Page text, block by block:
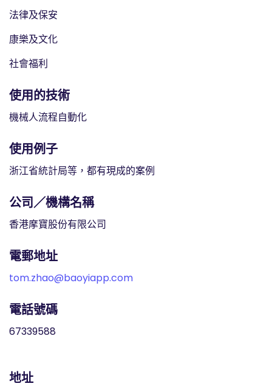
法律及保安
康樂及文化
社會福利
使用的技術
機械人流程自動化
使用例子
浙江省統計局等，都有現成的案例
公司／機構名稱
香港摩寶股份有限公司
電郵地址
tom.zhao@baoyiapp.com
電話號碼
67339588
地址